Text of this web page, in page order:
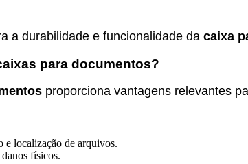
a durabilidade e funcionalidade da caixa
para documentos?
proporciona vantagens relevantes
e localização de arquivos.
físicos.